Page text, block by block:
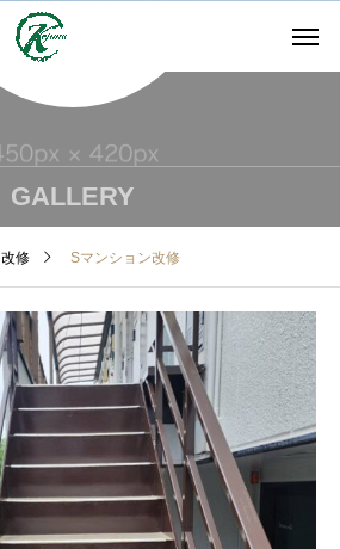
GALLERY
改修 Sマンション改修